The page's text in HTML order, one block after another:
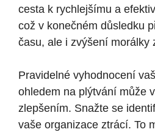
cesta k rychlejšímu a
což v konečném důsledku
času, ale i zvýšení morálky
Pravidelné vyhodnocení
ohledem na plýtvání může
zlepšením. Snažte se
vaše organizace ztrácí. To